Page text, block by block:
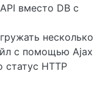
вместо DB с
несколько
с помощью Ajax
статус HTTP